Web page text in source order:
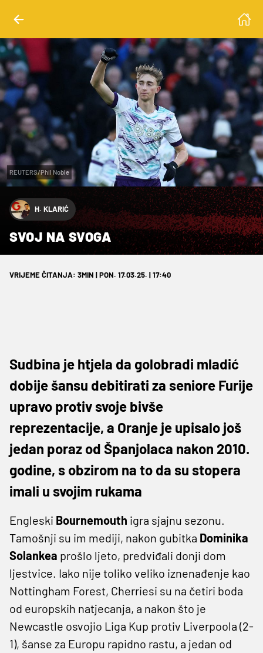
REUTERS/Phil Noble
H. KLARIĆ
SVOJ NA SVOGA
VRIJEME ČITANJA: 3MIN | PON. 17.03.25. | 17:40
Sudbina je htjela da golobradi mladić
dobije šansu debitirati za seniore Furije
upravo protiv svoje bivše
reprezentacije, a Oranje je upisalo još
jedan poraz od Španjolaca nakon 2010.
godine, s obzirom na to da su stopera
imali u svojim rukama
Engleski Bournemouth igra sjajnu sezonu.
Tamošnji su im mediji, nakon gubitka Dominika
Solankea prošlo ljeto, predviđali donji dom
ljestvice. Iako nije toliko veliko iznenađenje kao
Nottingham Forest, Cherriesi su na četiri boda
od europskih natjecanja, a nakon što je
Newcastle osvojio Liga Kup protiv Liverpoola (2-
1), šanse za Europu rapidno rastu, a jedan od